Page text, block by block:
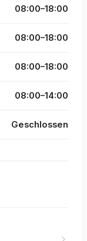
08:00–18:00
08:00–18:00
08:00–18:00
08:00–14:00
Geschlossen